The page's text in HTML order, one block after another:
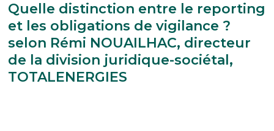
Quelle distinction entre le reporting
et les obligations de vigilance ?
selon Rémi NOUAILHAC, directeur
de la division juridique-sociétal,
TOTALENERGIES